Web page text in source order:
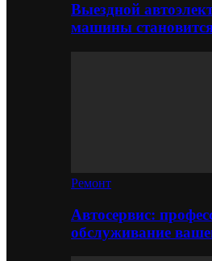
Выездной
машины
Ремонт
Автосервис:
обслуживание